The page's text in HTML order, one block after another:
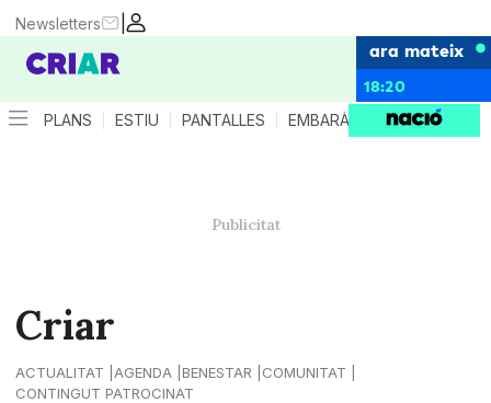
|
Newsletters
ara mateix
18:20
PLANS ESTIU PANTALLES EMBARÀS CRIANÇA
Criar
ACTUALITAT AGENDA BENESTAR
COMUNITAT
CONTINGUT PATROCINAT